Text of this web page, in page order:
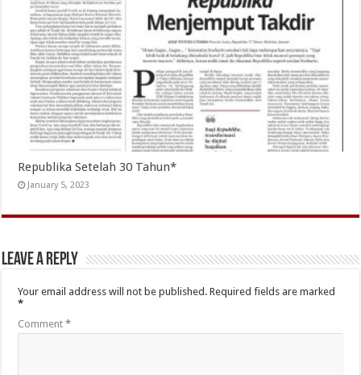
Republika Setelah 30 Tahun*
January 5, 2023
Leave a Reply
Your email address will not be published. Required fields are marked
*
Comment*